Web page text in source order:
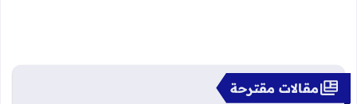
مقالات مقترحة